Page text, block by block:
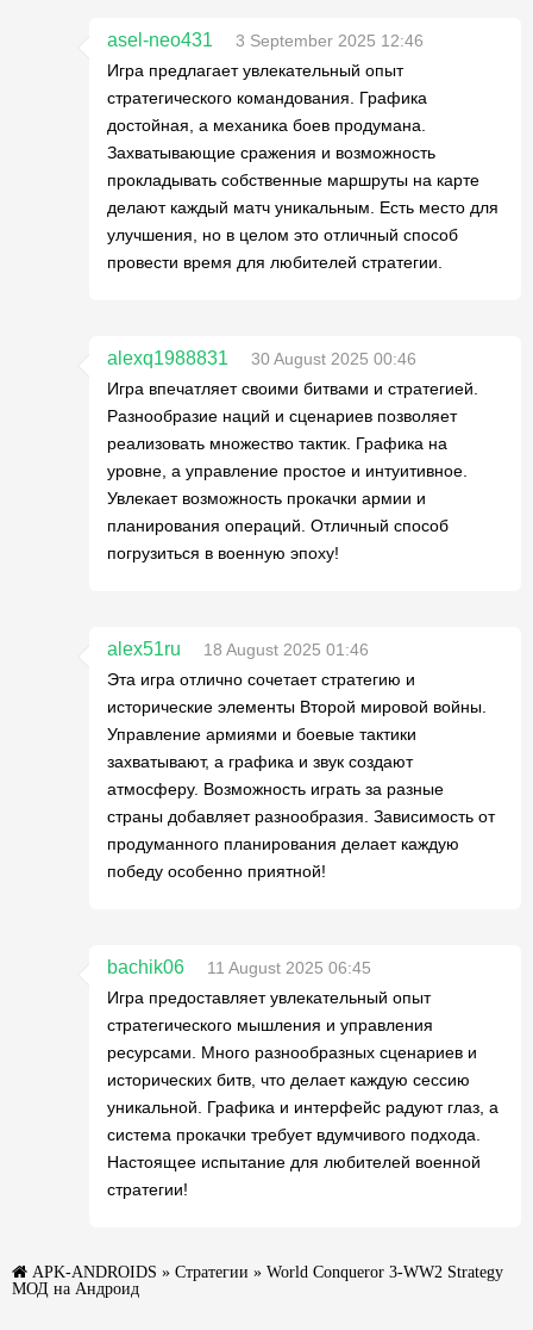
asel-neo431
3 September 2025 12:46
Игра предлагает увлекательный опыт
стратегического командования. Графика
достойная, а механика боев продумана.
Захватывающие сражения и возможность
прокладывать собственные маршруты на карте
делают каждый матч уникальным. Есть место для
улучшения, но в целом это отличный способ
провести время для любителей стратегии.
alexq1988831
30 August 2025 00:46
Игра впечатляет своими битвами и стратегией.
Разнообразие наций и сценариев позволяет
реализовать множество тактик. Графика на
уровне, а управление простое и интуитивное.
Увлекает возможность прокачки армии и
планирования операций. Отличный способ
погрузиться в военную эпоху!
alex51ru
18 August 2025 01:46
Эта игра отлично сочетает стратегию и
исторические элементы Второй мировой войны.
Управление армиями и боевые тактики
захватывают, а графика и звук создают
атмосферу. Возможность играть за разные
страны добавляет разнообразия. Зависимость от
продуманного планирования делает каждую
победу особенно приятной!
bachik06
11 August 2025 06:45
Игра предоставляет увлекательный опыт
стратегического мышления и управления
ресурсами. Много разнообразных сценариев и
исторических битв, что делает каждую сессию
уникальной. Графика и интерфейс радуют глаз, а
система прокачки требует вдумчивого подхода.
Настоящее испытание для любителей военной
стратегии!
APK-ANDROIDS » Стратегии » World Conqueror 3-WW2 Strategy
МОД на Андроид